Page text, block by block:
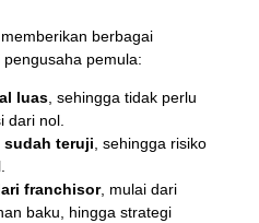
berbagai
pemula:
luas, sehingga tidak perlu
dari nol.
sudah teruji, sehingga risiko
franchisor, mulai dari
baku, hingga strategi